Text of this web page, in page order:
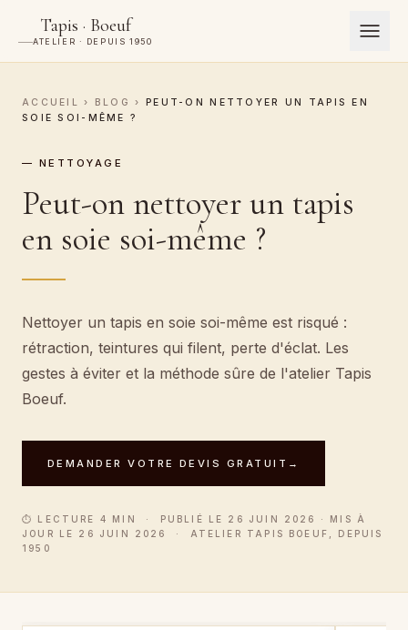
Tapis · Boeuf
ATELIER · DEPUIS 1950
ACCUEIL › BLOG ›
PEUT-ON NETTOYER UN TAPIS EN
SOIE SOI-MÊME ?
— NETTOYAGE
Peut-on nettoyer un tapis
en soie soi-même ?
Nettoyer un tapis en soie soi-même est risqué :
rétraction, teintures qui filent, perte d'éclat. Les
gestes à éviter et la méthode sûre de l'atelier Tapis
Boeuf.
DEMANDER VOTRE DEVIS GRATUIT →
⏱ LECTURE 4 MIN · PUBLIÉ LE 26 JUIN 2026 · MIS À
JOUR LE 26 JUIN 2026 · ATELIER TAPIS BOEUF, DEPUIS
1950